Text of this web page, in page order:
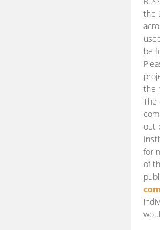
the
be
the
The
out
for
of